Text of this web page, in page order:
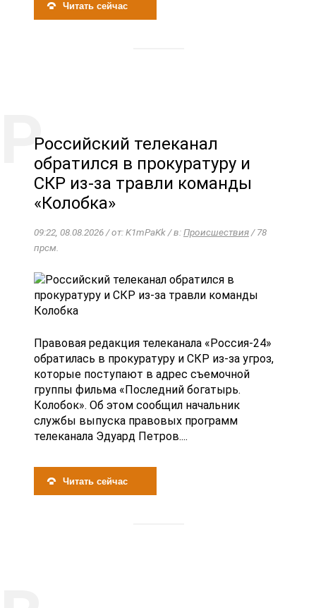
Читать сейчас
Российский телеканал
обратился в прокуратуру и
СКР из-за травли команды
«Колобка»
09:22, 08.08.2026 / от: K1mPaKk / в:Происшествия/ 78
прсм.
Правовая редакция телеканала «Россия-24»
обратилась в прокуратуру и СКР из-за угроз,
которые поступают в адрес съемочной
группы фильма «Последний богатырь.
Колобок». Об этом сообщил начальник
службы выпуска правовых программ
телеканала Эдуард Петров....
Читать сейчас